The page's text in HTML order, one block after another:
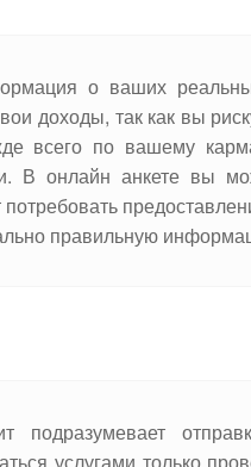
о ваших
доходы, так как вы
всего по вашему
В онлайн анкете вы
правильную